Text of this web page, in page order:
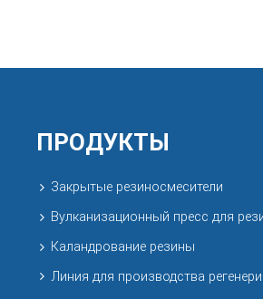
ПРОДУКТЫ
Закрытые резиносмесители
Вулканизационный пресс для
Каландрование резины
Линия для производства